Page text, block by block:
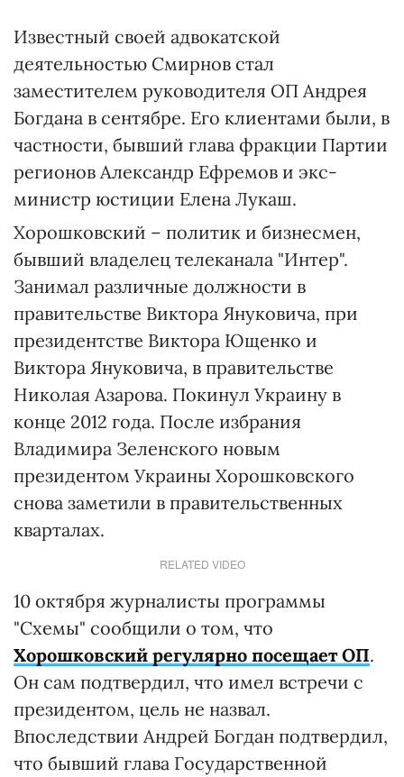
Известный своей адвокатской
деятельностью Смирнов стал
заместителем руководителя ОП Андрея
Богдана в сентябре. Его клиентами были, в
частности, бывший глава фракции Партии
регионов Александр Ефремов и экс-
министр юстиции Елена Лукаш.
Хорошковский – политик и бизнесмен,
бывший владелец телеканала "Интер".
Занимал различные должности в
правительстве Виктора Януковича, при
президентстве Виктора Ющенко и
Виктора Януковича, в правительстве
Николая Азарова. Покинул Украину в
конце 2012 года. После избрания
Владимира Зеленского новым
президентом Украины Хорошковского
снова заметили в правительственных
кварталах.
RELATED VIDEO
10 октября журналисты программы
"Схемы" сообщили о том, что
Хорошковский регулярно посещает ОП.
Он сам подтвердил, что имел встречи с
президентом, цель не назвал.
Впоследствии Андрей Богдан подтвердил,
что бывший глава Государственной